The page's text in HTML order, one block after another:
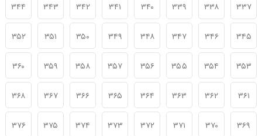
۳۳۷ ۳۳۸ ۳۳۹ ۳۴۰ ۳۴۱ ۳۴۲ ۳۴۳ ۳۴۴
۳۴۵ ۳۴۶ ۳۴۷ ۳۴۸ ۳۴۹ ۳۵۰ ۳۵۱ ۳۵۲
۳۵۳ ۳۵۴ ۳۵۵ ۳۵۶ ۳۵۷ ۳۵۸ ۳۵۹ ۳۶۰
۳۶۱ ۳۶۲ ۳۶۳ ۳۶۴ ۳۶۵ ۳۶۶ ۳۶۷ ۳۶۸
۳۶۹ ۳۷۰ ۳۷۱ ۳۷۲ ۳۷۳ ۳۷۴ ۳۷۵ ۳۷۶